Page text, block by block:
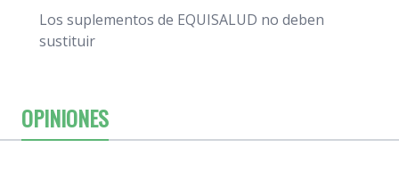
Los suplementos de EQUISALUD no deben
sustituir
OPINIONES